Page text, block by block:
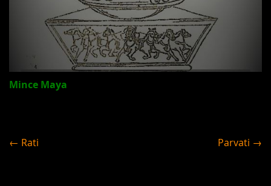
Mince Maya
← Rati Parvati →